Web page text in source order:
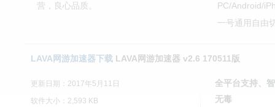
营，良心品质。
PC/Android/
一号通用自由
LAVA网游加速器下载 LAVA网游加速器 v2.6 170511版
更新日期：2017年5月11日
软件大小：2,593 KB
全平台支持、
无毒